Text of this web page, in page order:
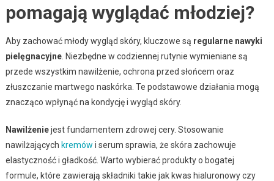
pomagają wyglądać młodziej?
Aby zachować młody wygląd skóry, kluczowe są regularne nawyki
pielęgnacyjne. Niezbędne w codziennej rutynie wymieniane są
przede wszystkim nawilżenie, ochrona przed słońcem oraz
złuszczanie martwego naskórka. Te podstawowe działania mogą
znacząco wpłynąć na kondycję i wygląd skóry.
Nawilżeniejest fundamentem zdrowej cery. Stosowanie
nawilżających kremów i serum sprawia, że skóra zachowuje
elastyczność i gładkość. Warto wybierać produkty o bogatej
formule, które zawierają składniki takie jak kwas hialuronowy czy